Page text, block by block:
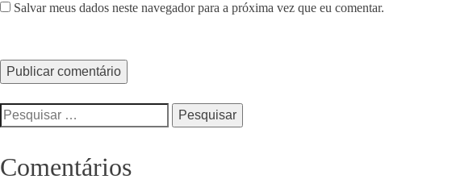
Salvar meus dados neste navegador para a próxima vez que eu comentar.
Pesquisar
por:
Comentários